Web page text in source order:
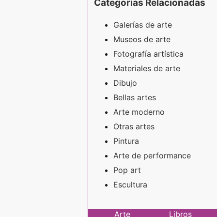
Categorías Relacionadas
Galerías de arte
Museos de arte
Fotografía artística
Materiales de arte
Dibujo
Bellas artes
Arte moderno
Otras artes
Pintura
Arte de performance
Pop art
Escultura
Arte Libros